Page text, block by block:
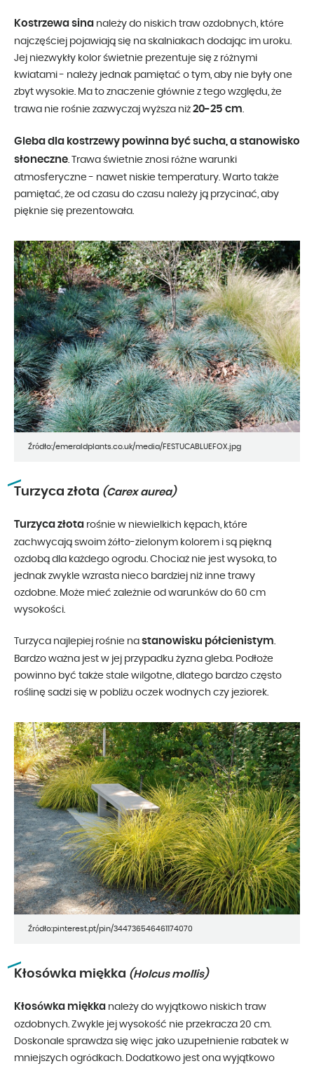
Kostrzewa sina należy do niskich traw ozdobnych, które
najczęściej pojawiają się na skalniakach dodając im uroku.
Jej niezwykły kolor świetnie prezentuje się z różnymi
kwiatami - należy jednak pamiętać o tym, aby nie były one
zbyt wysokie. Ma to znaczenie głównie z tego względu, że
trawa nie rośnie zazwyczaj wyższa niż 20-25 cm.
Gleba dla kostrzewy powinna być sucha, a stanowisko
słoneczne. Trawa świetnie znosi różne warunki
atmosferyczne - nawet niskie temperatury. Warto także
pamiętać, że od czasu do czasu należy ją przycinać, aby
pięknie się prezentowała.
Źródło:/emeraldplants.co.uk/media/FESTUCABLUEFOX.jpg
Turzyca złota (Carex aurea)
Turzyca złota rośnie w niewielkich kępach, które
zachwycają swoim żółto-zielonym kolorem i są piękną
ozdobą dla każdego ogrodu. Chociaż nie jest wysoka, to
jednak zwykle wzrasta nieco bardziej niż inne trawy
ozdobne. Może mieć zależnie od warunków do 60 cm
wysokości.
Turzyca najlepiej rośnie na stanowisku półcienistym.
Bardzo ważna jest w jej przypadku żyzna gleba. Podłoże
powinno być także stale wilgotne, dlatego bardzo często
roślinę sadzi się w pobliżu oczek wodnych czy jeziorek.
Źródło:pinterest.pt/pin/344736546461174070
Kłosówka miękka (Holcus mollis)
Kłosówka miękka należy do wyjątkowo niskich traw
ozdobnych. Zwykle jej wysokość nie przekracza 20 cm.
Doskonale sprawdza się więc jako uzupełnienie rabatek w
mniejszych ogródkach. Dodatkowo jest ona wyjątkowo